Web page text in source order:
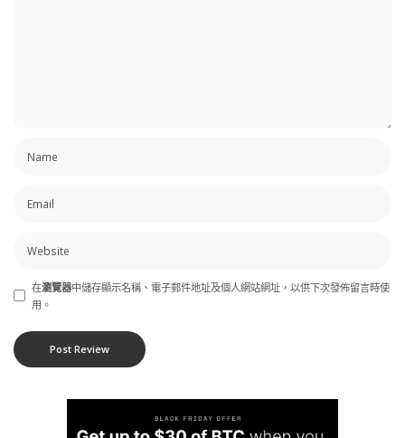
在瀏覽器中儲存顯示名稱、電子郵件地址及個人網站網址，以供下次發佈留言時使
用。